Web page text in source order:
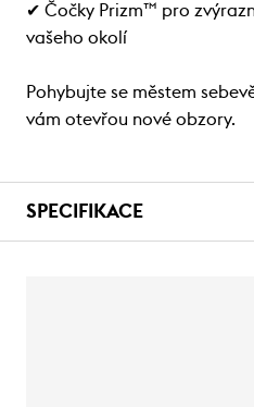
✔ Čočky Prizm™ pro
vašeho okolí
Pohybujte se městem
vám otevřou nové obzory.
SPECIFIKACE